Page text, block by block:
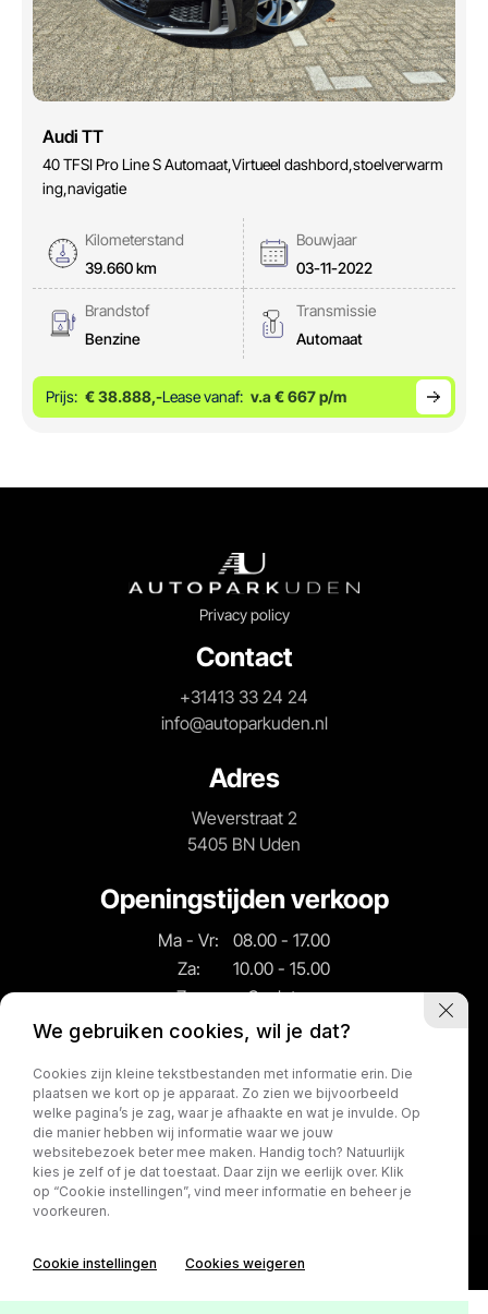
Audi TT
40 TFSI Pro Line S Automaat,Virtueel dashbord,stoelverwarm
ing,navigatie
Kilometerstand
39.660 km
Bouwjaar
03-11-2022
Brandstof
Benzine
Transmissie
Automaat
Prijs: € 38.888,-Lease vanaf: v.a € 667 p/m
Privacy policy
Contact
+31413 33 24 24
info@autoparkuden.nl
Adres
Weverstraat 2
5405 BN Uden
Openingstijden verkoop
Ma - Vr:
08.00 - 17.00
Za:
10.00 - 15.00
Zo:
Gesloten
Openingstijden
werkplaats
Ma - Vr:
08.00 - 17.00
Za:
Gesloten
Zo:
Gesloten
We gebruiken cookies, wil je dat?
Cookies zijn kleine tekstbestanden met informatie erin. Die
plaatsen we kort op je apparaat. Zo zien we bijvoorbeeld
welke pagina’s je zag, waar je afhaakte en wat je invulde. Op
die manier hebben wij informatie waar we jouw
websitebezoek beter mee maken. Handig toch? Natuurlijk
kies je zelf of je dat toestaat. Daar zijn we eerlijk over. Klik
op “Cookie instellingen”, vind meer informatie en beheer je
voorkeuren.
Cookie instellingen Cookies weigeren